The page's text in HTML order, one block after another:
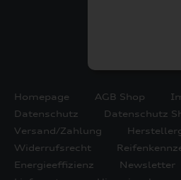
Homepage AGB Shop
Datenschutz
Datenschutz
Versand/Zahlung
Widerrufsrecht
Energieeffizienz
Newsletter